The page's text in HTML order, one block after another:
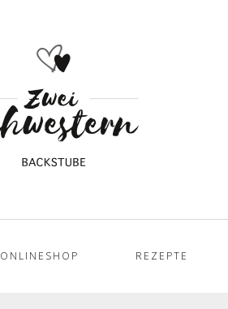
ONLINESHOP REZEPTE